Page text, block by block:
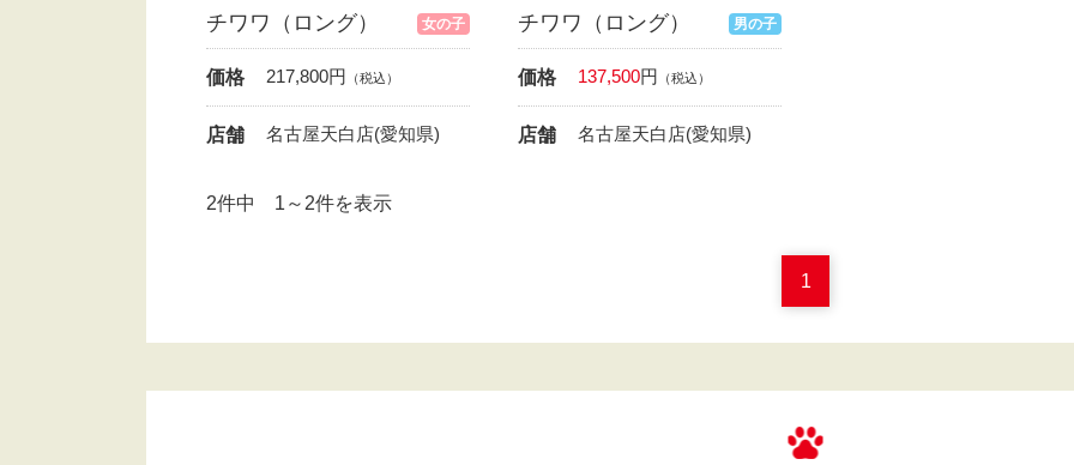
チワワ（ロング） 女の子
価格 217,800円 （税込）
店舗 名古屋天白店(愛知県)
チワワ（ロング） 男の子
価格 137,500円 （税込）
店舗 名古屋天白店(愛知県)
2件中 1～2件を表示
1